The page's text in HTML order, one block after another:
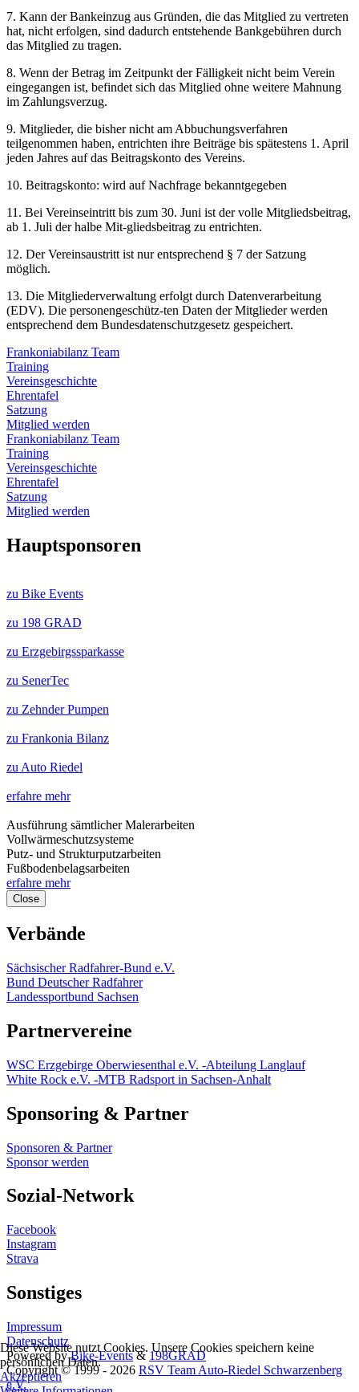
7. Kann der Bankeinzug aus Gründen, die das Mitglied zu vertreten
hat, nicht erfolgen, sind dadurch entstehende Bankgebühren durch
das Mitglied zu tragen.
8. Wenn der Betrag im Zeitpunkt der Fälligkeit nicht beim Verein
eingegangen ist, befindet sich das Mitglied ohne weitere Mahnung
im Zahlungsverzug.
9. Mitglieder, die bisher nicht am Abbuchungsverfahren
teilgenommen haben, entrichten ihre Beiträge bis spätestens 1. April
jeden Jahres auf das Beitragskonto des Vereins.
10. Beitragskonto: wird auf Nachfrage bekanntgegeben
11. Bei Vereinseintritt bis zum 30. Juni ist der volle Mitgliedsbeitrag,
ab 1. Juli der halbe Mit-gliedsbeitrag zu entrichten.
12. Der Vereinsaustritt ist nur entsprechend § 7 der Satzung
möglich.
13. Die Mitgliederverwaltung erfolgt durch Datenverarbeitung
(EDV). Die personengeschütz-ten Daten der Mitglieder werden
entsprechend dem Bundesdatenschutzgesetz gespeichert.
Frankoniabilanz Team
Training
Vereinsgeschichte
Ehrentafel
Satzung
Mitglied werden
Frankoniabilanz Team
Training
Vereinsgeschichte
Ehrentafel
Satzung
Mitglied werden
Hauptsponsoren
zu Bike Events
zu 198 GRAD
zu Erzgebirgssparkasse
zu SenerTec
zu Zehnder Pumpen
zu Frankonia Bilanz
zu Auto Riedel
erfahre mehr
Ausführung sämtlicher Malerarbeiten
Vollwärmeschutzsysteme
Putz- und Strukturputzarbeiten
Fußbodenbelagsarbeiten
erfahre mehr
Close
Verbände
Sächsischer Radfahrer-Bund e.V.
Bund Deutscher Radfahrer
Landessportbund Sachsen
Partnervereine
WSC Erzgebirge Oberwiesenthal e.V. -Abteilung Langlauf
White Rock e.V. -MTB Radsport in Sachsen-Anhalt
Sponsoring & Partner
Sponsoren & Partner
Sponsor werden
Sozial-Network
Facebook
Instagram
Strava
Sonstiges
Impressum
Datenschutz
Powered byBike-Events&198GRAD
Copyright © 1999 - 2026 RSV Team Auto-Riedel Schwarzenberg
e.V.
Diese Website nutzt Cookies. Unsere Cookies speichern keine
persönlichen Daten.
Akzeptieren